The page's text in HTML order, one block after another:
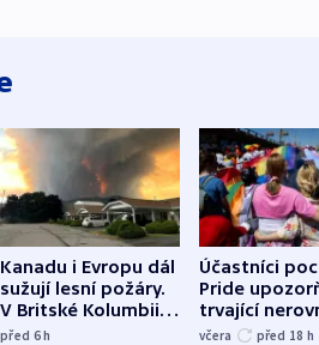
Kanadu i Evropu dál
sužují lesní požáry.
V Britské Kolumbii
evakuovali tisíce lidí
před 6h
Účastníci
Pride
trvající
včera před 18 h